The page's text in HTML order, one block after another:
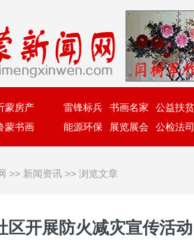
蒙房产
蒙书画
雷锋标兵 书画名家
公益扶贫
能源环保
展览展会 公检法司
>> 新闻资讯 >> 浏览文章
区开展防火减灾宣传活